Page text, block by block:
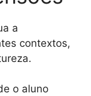
a
contextos,
o aluno